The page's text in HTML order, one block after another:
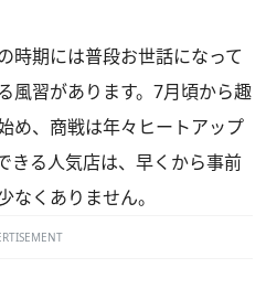
時期には普段お世話になって
風習があります。7月頃から趣
め、商戦は年々ヒートアップ
きる人気店は、早くから事前
なくありません。